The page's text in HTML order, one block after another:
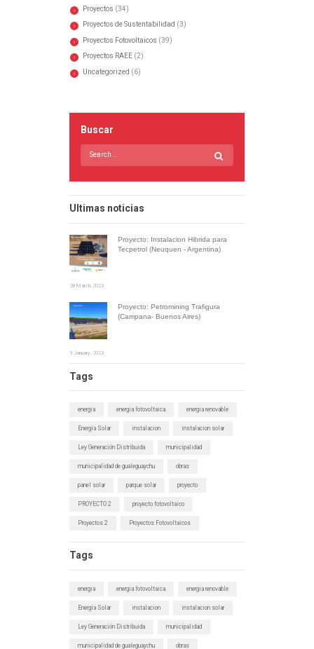
Proyectos (34)
Proyectos de Sustentabilidad (3)
Proyectos Fotovoltaicos (39)
Proyectos RAEE(2)
Uncategorized (6)
Buscar
Ultimas noticias
Proyecto: Instalacion Hibrida para
Tecpetrol (Neuquen - Argentina)
28 March, 2023
Proyecto: Petromining Trafigura
(Campana- Buenos Aires)
9 January, 2023
Tags
energia energia fotovoltaica energia renovable
Energía Solar instalacion instalacion solar
Ley Generación Distribuida municipalidad
municipalidad de gualeguaychu obras
panel solar parque solar proyecto
PROYECTO 2 proyecto fotovoltaico
Proyectos 2 Proyectos Fotovoltaicos
Tags
energia energia fotovoltaica energia renovable
Energía Solar instalacion instalacion solar
Ley Generación Distribuida municipalidad
municipalidad de gualeguaychu obras